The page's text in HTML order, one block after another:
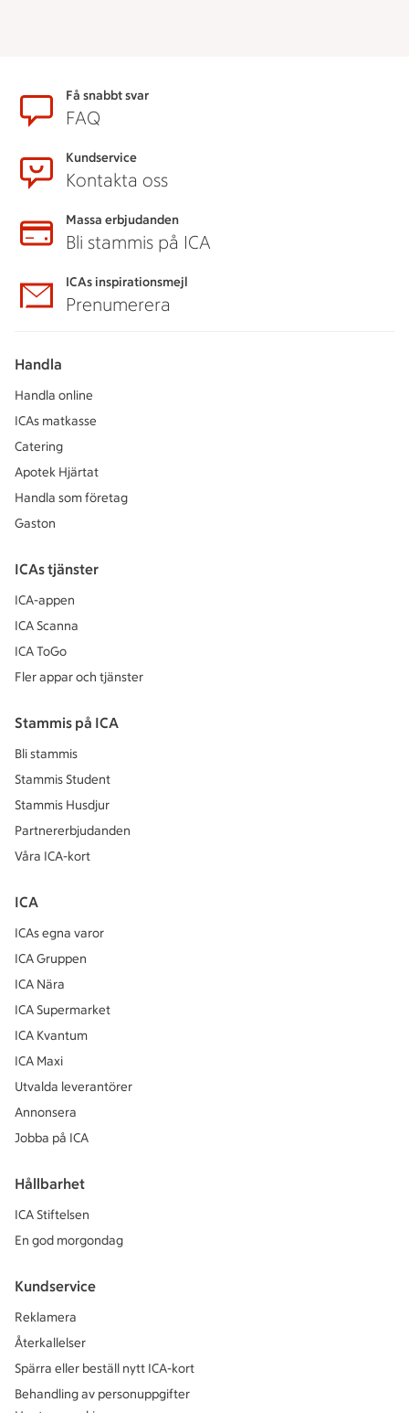
SidfotFå snabbt svar
FAQ
Kundservice
Kontakta oss
Massa erbjudanden
Bli stammis på ICA
ICAs inspirationsmejl
Prenumerera
Handla
Handla online
ICAs matkasse
Catering
Apotek Hjärtat
Handla som företag
Gaston
ICAs tjänster
ICA-appen
ICA Scanna
ICA ToGo
Fler appar och tjänster
Stammis på ICA
Bli stammis
Stammis Student
Stammis Husdjur
Partnererbjudanden
Våra ICA-kort
ICA
ICAs egna varor
ICA Gruppen
ICA Nära
ICA Supermarket
ICA Kvantum
ICA Maxi
Utvalda leverantörer
Annonsera
Jobba på ICA
Hållbarhet
ICA Stiftelsen
En god morgondag
Kundservice
Reklamera
Återkallelser
Spärra eller beställ nytt ICA-kort
Behandling av personuppgifter